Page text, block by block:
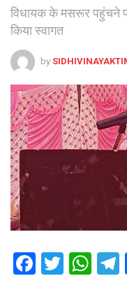
विधायक के मसरूर पहुंचने
किया स्वागत
by
F
T
W